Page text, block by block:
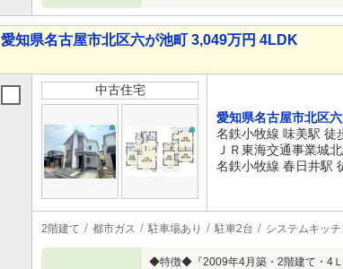
愛知県名古屋市北区六が池町 3,049万円 4LDK
中古住宅
愛知県名古屋市北区
名鉄小牧線 味美駅 徒
ＪＲ東海交通事業城
名鉄小牧線 春日井駅
2階建て 都市ガス 駐車場あり 駐車2台 システムキッチ
◆特徴◆『2009年4月築・2階建て・4Ｌ